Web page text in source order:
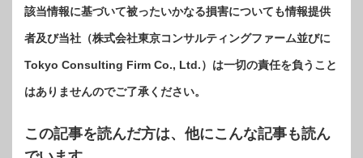
該当情報に基づいて被ったいかなる損害についても情報提供
者及び当社（株式会社東京コンサルティングファーム並びに
Tokyo Consulting Firm Co., Ltd.）は一切の責任を負うこと
はありませんのでご了承ください。
この記事を読んだ方は、他にこんな記事も読ん